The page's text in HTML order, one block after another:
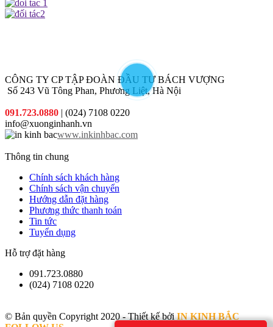
CÔNG TY CP TẬP ĐOÀN ĐẦU TƯ BÁCH VƯỢNG
Số 243 Vũ Tông Phan, Phương Liệt, Hà Nội
091.723.0880 | (024) 7108 0220
info@xuonginhanh.vn
www.inkinhbac.com
Thông tin chung
Chính sách khách hàng
Chính sách vận chuyển
Hướng dẫn đặt hàng
Phương thức thanh toán
Tin tức
Tuyển dụng
Hỗ trợ đặt hàng
091.723.0880
(024) 7108 0220
© Bản quyền Copyright 2020 - Thiết kế bởiIN KINH BẮC